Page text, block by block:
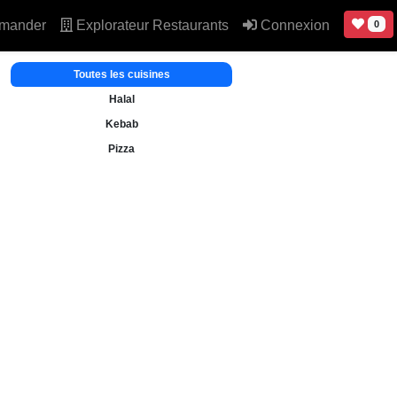
Explorateur Restaurants Connexion 0
Toutes les cuisines
Halal
Kebab
Pizza